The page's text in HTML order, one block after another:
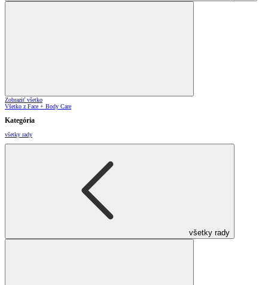
Zobraziť všetko
Všetko z Face + Body Care
Kategória
všetky rady
všetky rady